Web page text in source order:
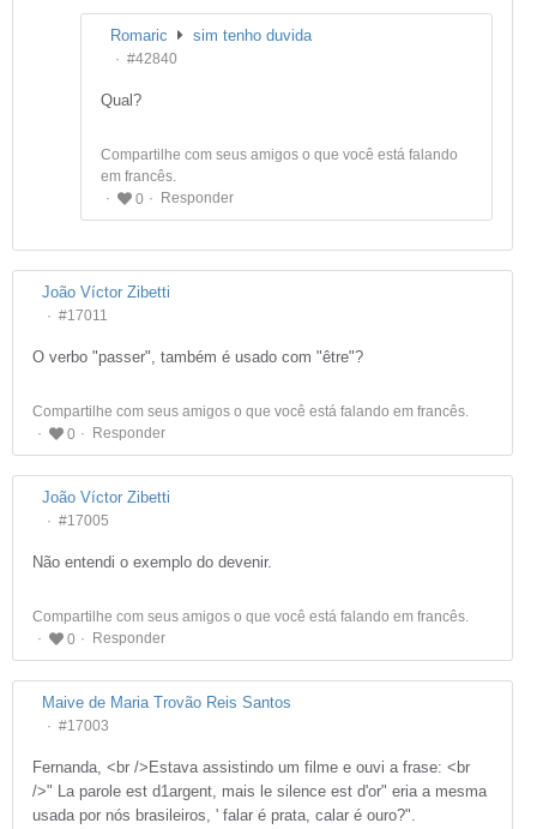
Romaric sim tenho duvida
#42840
Qual?
Compartilhe com seus amigos o que você está falando
em francês.
0
Responder
João Víctor Zibetti
#17011
O verbo "passer", também é usado com "être"?
Compartilhe com seus amigos o que você está falando em francês.
0
Responder
João Víctor Zibetti
#17005
Não entendi o exemplo do devenir.
Compartilhe com seus amigos o que você está falando em francês.
0
Responder
Maive de Maria Trovão Reis Santos
#17003
Fernanda, <br />Estava assistindo um filme e ouvi a frase: <br
/>" La parole est d1argent, mais le silence est d'or" eria a mesma
usada por nós brasileiros, ' falar é prata, calar é ouro?".